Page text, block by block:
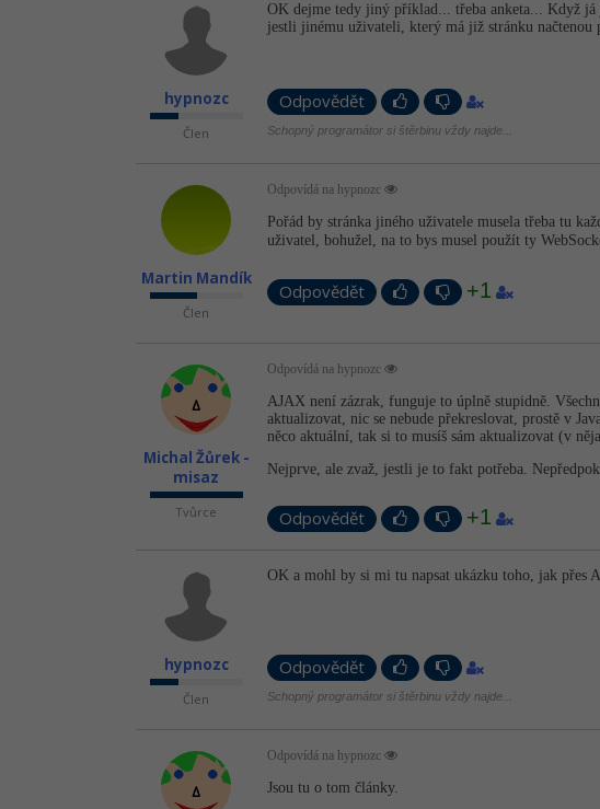
hypnozc
Člen
OK dejme tedy jiný příklad... třeba anketa... Když
jestli jinému uživateli, který má již stránku načtenou
Odpovědět
Schopný programátor si štěrbinu vždy najde...
Martin Mandík
Člen
Odpovídá na hypnozc
Pořád by stránka jiného uživatele musela třeba tu
uživatel, bohužel, na to bys musel použít ty
Odpovědět +1
Michal Žůrek -
misaz
Tvůrce
Odpovídá na hypnozc
AJAX není zázrak, funguje to úplně stupidně.
aktualizovat, nic se nebude překreslovat, prostě v
něco aktuální, tak si to musíš sám aktualizovat (v
Nejprve, ale zvaž, jestli je to fakt potřeba.
Odpovědět +1
hypnozc
Člen
OK a mohl by si mi tu napsat ukázku toho, jak přes
Odpovědět
Schopný programátor si štěrbinu vždy najde...
Odpovídá na hypnozc
Jsou tu o tom články.